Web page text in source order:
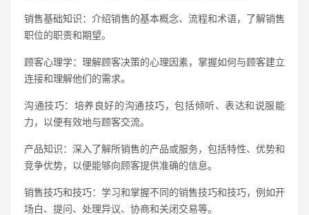
销售基础知识：介绍销售的基本概念、流程和术语，了解销售
职位的职责和期望。
顾客心理学：理解顾客决策的心理因素，掌握如何与顾客建立
连接和理解他们的需求。
沟通技巧：培养良好的沟通技巧，包括倾听、表达和说服能
力，以便有效地与顾客交流。
产品知识：深入了解所销售的产品或服务，包括特性、优势和
竞争优势，以便能够向顾客提供准确的信息。
销售技巧和技巧：学习和掌握不同的销售技巧和技巧，例如开
场白、提问、处理异议、协商和关闭交易等。